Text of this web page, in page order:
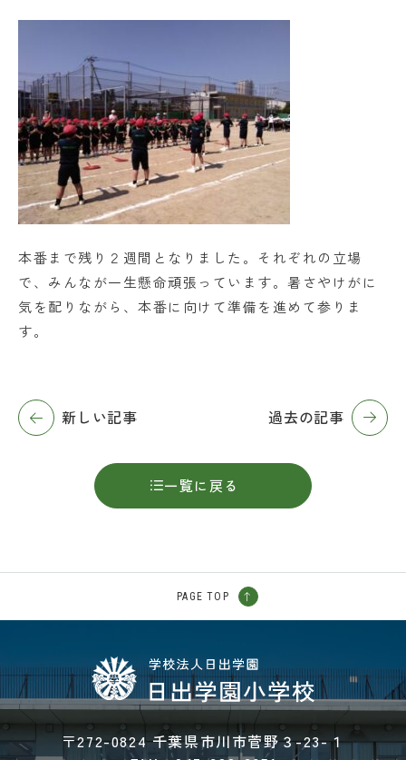
本番まで残り２週間となりました。それぞれの立場
で、みんなが一生懸命頑張っています。暑さやけがに
気を配りながら、本番に向けて準備を進めて参りま
す。
新しい記事
一覧に戻る
過去の記事
PAGE TOP
〒272-0824 千葉県市川市菅野３-23-１